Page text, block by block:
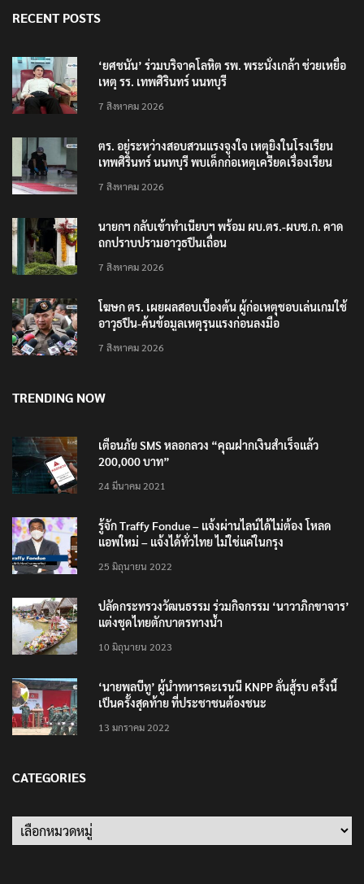
RECENT POSTS
‘ยศชนัน’ ร่วมบริจาคโลหิต รพ. พระนั่งเกล้า ช่วยเหยื่อ
เหตุ รร. เทพศิรินทร์ นนทบุรี
7 สิงหาคม 2026
ตร. อยู่ระหว่างสอบสวนแรงจูงใจ เหตุยิงในโรงเรียน
เทพศิรินทร์ นนทบุรี พบเด็กก่อเหตุเครียดเรื่องเรียน
7 สิงหาคม 2026
นายกฯ กลับเข้าทำเนียบฯ พร้อม ผบ.ตร.-ผบช.ก. คาด
ถกปราบปรามอาวุธปืนเถื่อน
7 สิงหาคม 2026
โฆษก ตร. เผยผลสอบเบื้องต้น ผู้ก่อเหตุชอบเล่นเกมใช้
อาวุธปืน-ค้นข้อมูลเหตุรุนแรงก่อนลงมือ
7 สิงหาคม 2026
TRENDING NOW
เตือนภัย SMS หลอกลวง “คุณฝากเงินสำเร็จแล้ว
200,000 บาท”
24 มีนาคม 2021
รู้จัก Traffy Fondue – แจ้งผ่านไลน์ได้ไม่ต้อง โหลด
แอพใหม่ – แจ้งได้ทั่วไทย ไม่ใช่แค่ในกรุง
25 มิถุนายน 2022
ปลัดกระทรวงวัฒนธรรม ร่วมกิจกรรม ‘นาวาภิกขาจาร’
แต่งชุดไทยตักบาตรทางน้ำ
10 มิถุนายน 2023
‘นายพลบีทู’ ผู้นำทหารคะเรนนี KNPP ลั่นสู้รบ ครั้งนี้
เป็นครั้งสุดท้าย ที่ประชาชนต้องชนะ
13 มกราคม 2022
CATEGORIES
Categories